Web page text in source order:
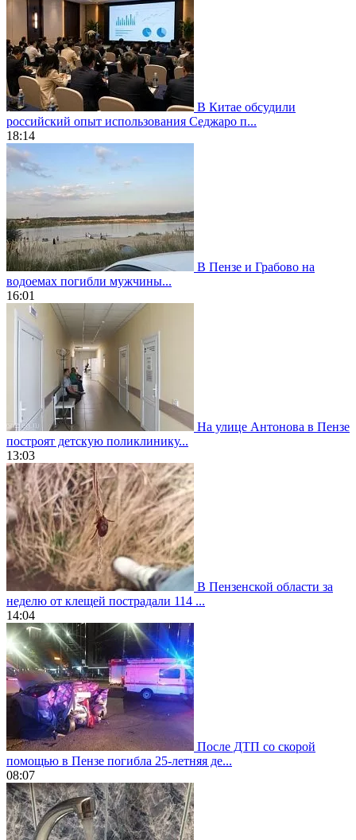
В Китае обсудили
российский опыт использования Седжаро п...
18:14
В Пензе и Грабово на
водоемах погибли мужчины...
16:01
На улице Антонова в Пензе
построят детскую поликлинику...
13:03
В Пензенской области за
неделю от клещей пострадали 114 ...
14:04
После ДТП со скорой
помощью в Пензе погибла 25-летняя де...
08:07